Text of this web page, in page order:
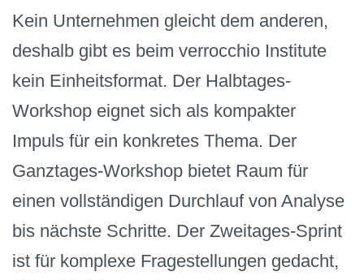
Kein Unternehmen gleicht dem anderen,
deshalb gibt es beim verrocchio Institute
kein Einheitsformat. Der Halbtages-
Workshop eignet sich als kompakter
Impuls für ein konkretes Thema. Der
Ganztages-Workshop bietet Raum für
einen vollständigen Durchlauf von Analyse
bis nächste Schritte. Der Zweitages-Sprint
ist für komplexe Fragestellungen gedacht,